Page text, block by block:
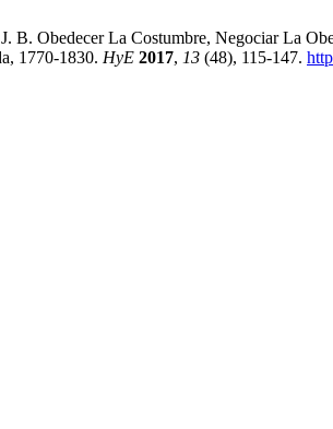
B. Obedecer La Costumbre, Negociar La
1770-1830. HyE 2017, 13 (48), 115-147.